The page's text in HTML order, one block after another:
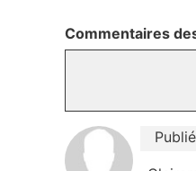
Commentaires